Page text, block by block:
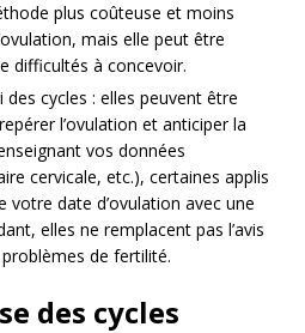
plus coûteuse et moins
mais elle peut être
difficultés à concevoir.
cycles : elles peuvent être
l’ovulation et anticiper la
vos données
cervicale, etc.), certaines applis
votre date d’ovulation avec une
elles ne remplacent pas l’avis
de fertilité.
des cycles